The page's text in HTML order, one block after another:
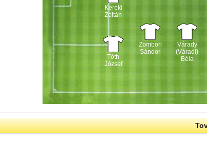
Kereki
Zoltán
Tóth
József
Zombori
Sándor
Várady
(Váradi)
Béla